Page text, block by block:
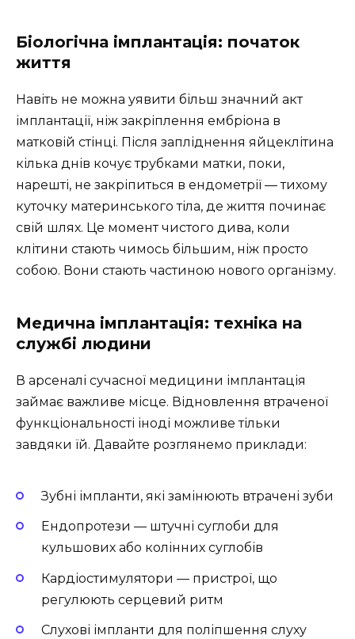
Біологічна імплантація: початок
життя
Навіть не можна уявити більш значний акт
імплантації, ніж закріплення ембріона в
матковій стінці. Після запліднення яйцеклітина
кілька днів кочує трубками матки, поки,
нарешті, не закріпиться в ендометрії — тихому
куточку материнського тіла, де життя починає
свій шлях. Це момент чистого дива, коли
клітини стають чимось більшим, ніж просто
собою. Вони стають частиною нового організму.
Медична імплантація: техніка на
службі людини
В арсеналі сучасної медицини імплантація
займає важливе місце. Відновлення втраченої
функціональності іноді можливе тільки
завдяки їй. Давайте розглянемо приклади:
Зубні імпланти, які замінюють втрачені зуби
Ендопротези — штучні суглоби для
кульшових або колінних суглобів
Кардіостимулятори — пристрої, що
регулюють серцевий ритм
Слухові імпланти для поліпшення слуху